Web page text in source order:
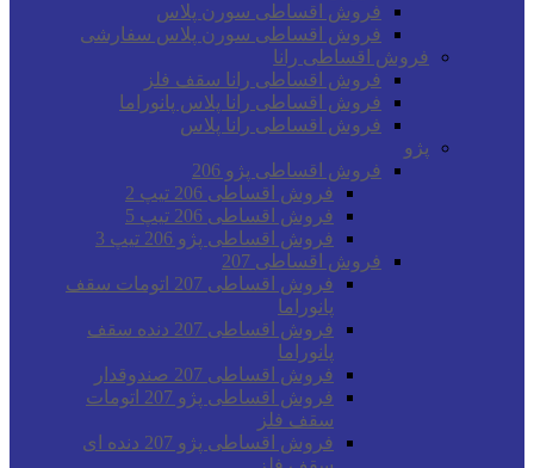
فروش اقساطی سورن پلاس
فروش اقساطی سورن پلاس سفارشی
فروش اقساطی رانا
فروش اقساطی رانا سقف فلز
فروش اقساطی رانا پلاس پانوراما
فروش اقساطی رانا پلاس
پژو
فروش اقساطی پژو 206
فروش اقساطی 206 تیپ 2
فروش اقساطی 206 تیپ 5
فروش اقساطی پژو 206 تیپ 3
فروش اقساطی 207
فروش اقساطی 207 اتومات سقف
پانوراما
فروش اقساطی 207 دنده سقف
پانوراما
فروش اقساطی 207 صندوقدار
فروش اقساطی پژو 207 اتومات
سقف فلز
فروش اقساطی پژو 207 دنده ای